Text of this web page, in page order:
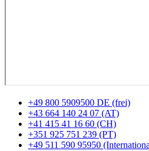
+49 800 5909500 DE (frei)
+43 664 140 24 07 (AT)
+41 415 41 16 60 (CH)
+351 925 751 239 (PT)
+49 511 590 95950